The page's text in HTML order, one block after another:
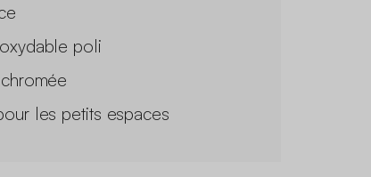
poli
les petits espaces